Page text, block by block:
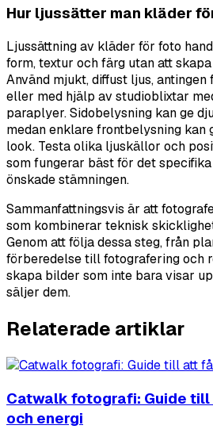
Hur ljussätter man kläder
Ljussättning av kläder för foto
form, textur och färg utan att
Använd mjukt, diffust ljus,
eller med hjälp av studioblixtar
paraplyer. Sidobelysning kan ge
medan enklare frontbelysning kan
look. Testa olika ljuskällor och
som fungerar bäst för det
önskade stämningen.
Sammanfattningsvis är att
som kombinerar teknisk
Genom att följa dessa steg, från
förberedelse till fotografering och
skapa bilder som inte bara visar
säljer dem.
Relaterade artiklar
Catwalk fotografi: Guide
och energi